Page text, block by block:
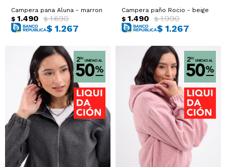
Campera pana Aluna - marron
$ 1.490 $ 1.690
$ 1.267
Campera paño Rocio - beige
$ 1.490 $ 1.990
$ 1.267